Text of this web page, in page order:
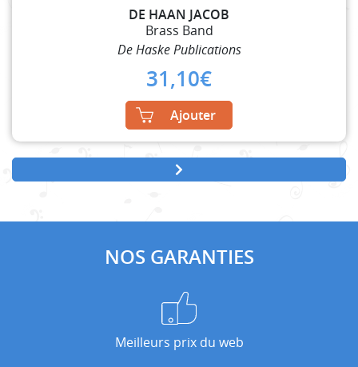
DE HAAN JACOB
Brass Band
De Haske Publications
31,10€
Ajouter
NOS GARANTIES
Meilleurs prix du web